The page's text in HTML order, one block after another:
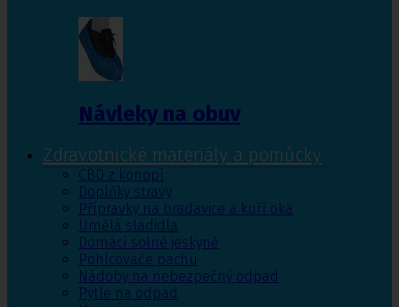
Návleky na obuv
Zdravotnické materiály a pomůcky
CBD z konopí
Doplňky stravy
Přípravky na bradavice a kuří oka
Umělá sladidla
Domácí solné jeskyně
Pohlcovače pachu
Nádoby na nebezpečný odpad
Pytle na odpad